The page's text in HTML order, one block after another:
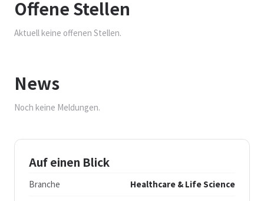
Offene Stellen
Aktuell keine offenen Stellen.
News
Noch keine Meldungen.
Auf einen Blick
Branche Healthcare & Life Science